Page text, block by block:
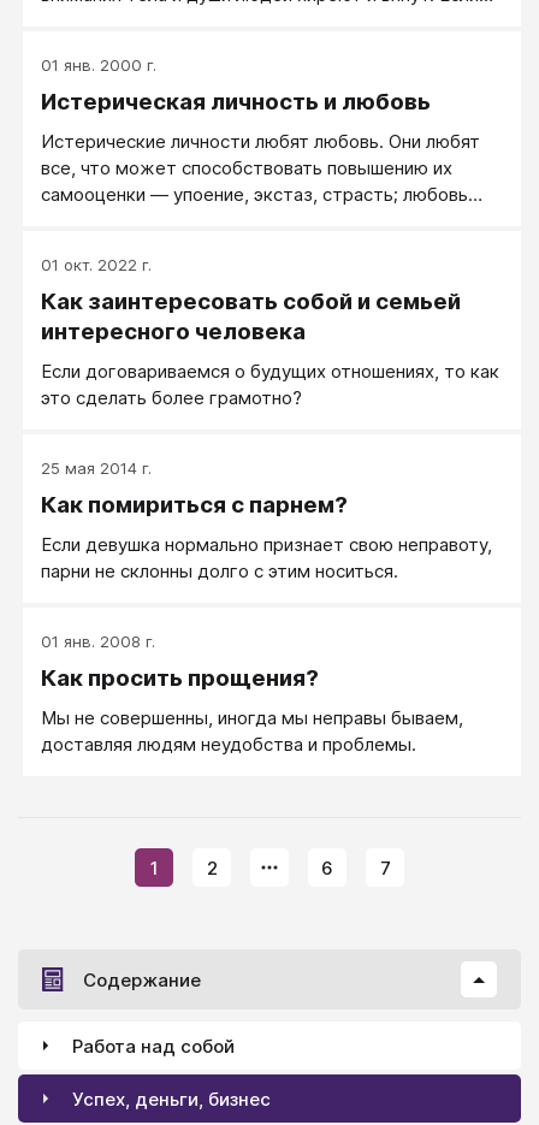
семью. Впрочем, кривая любовь разрушает и
отношения, и семью, и здоровье.
01 янв. 2000 г.
Истерическая личность и любовь
Истерические личности любят любовь. Они любят
все, что может способствовать повышению их
самооценки — упоение, экстаз, страсть; любовь
01 окт. 2022 г.
Как заинтересовать собой и семьей
интересного человека
Если договариваемся о будущих отношениях, то как
это сделать более грамотно?
25 мая 2014 г.
Как помириться с парнем?
Если девушка нормально признает свою неправоту,
парни не склонны долго с этим носиться.
01 янв. 2008 г.
Как просить прощения?
Мы не совершенны, иногда мы неправы бываем,
доставляя людям неудобства и проблемы.
1 2 6 7
Содержание
Работа над собой
Успех, деньги, бизнес